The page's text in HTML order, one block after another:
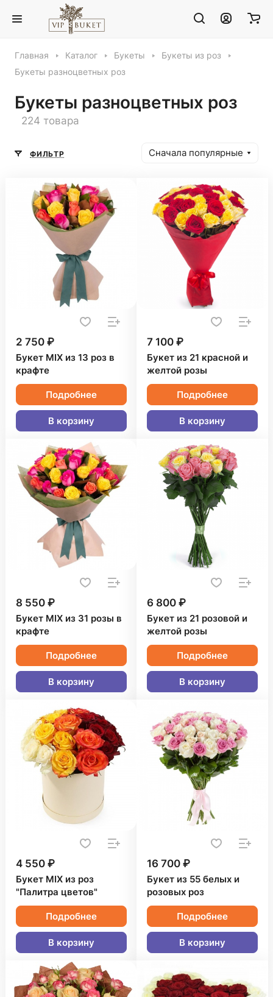
Главная Каталог Букеты
Букеты из роз
Букеты разноцветных роз
Букеты разноцветных роз
224 товара
ФИЛЬТР Сначала популярные
2 750 ₽
Букет MIX из 13 роз в
крафте
Подробнее
В корзину
7 100 ₽
Букет из 21 красной и
желтой розы
Подробнее
В корзину
8 550 ₽
Букет MIX из 31 розы в
крафте
Подробнее
В корзину
6 800 ₽
Букет из 21 розовой и
желтой розы
Подробнее
В корзину
4 550 ₽
Букет MIX из роз
"Палитра цветов"
Подробнее
В корзину
16 700 ₽
Букет из 55 белых и
розовых роз
Подробнее
В корзину